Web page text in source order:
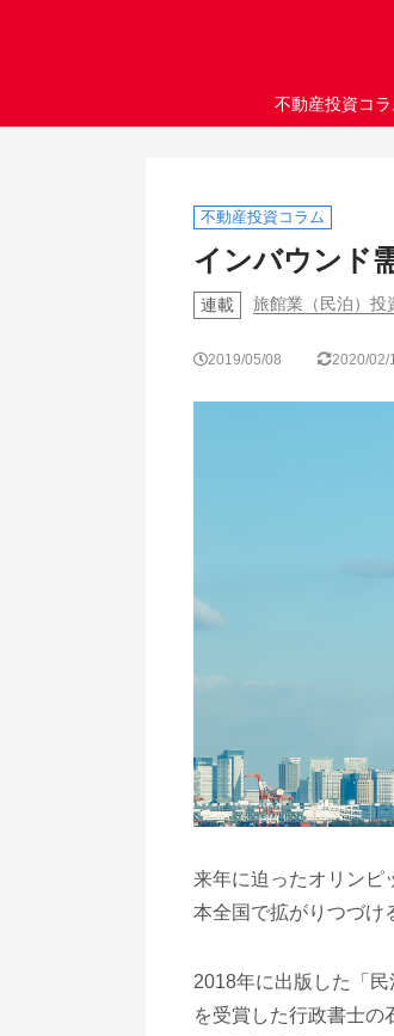
不動産投資コラ
不動産投資コラム
インバウンド
連載 旅館業（民泊）投
2019/05/08 2020/02/
来年に迫ったオリンピ
本全国で拡がりつづけ
2018年に出版した「
を受賞した行政書士の